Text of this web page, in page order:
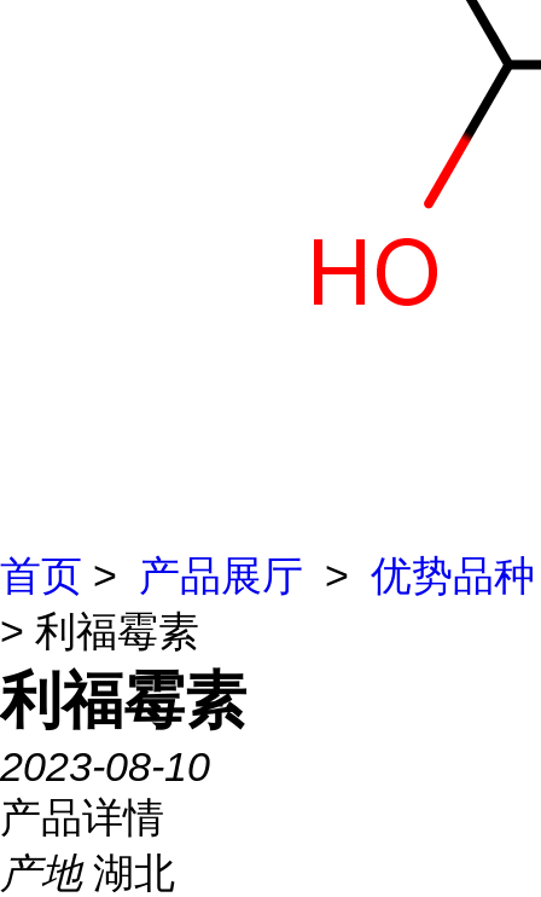
首页 > 产品展厅 > 优势品种
> 利福霉素
利福霉素
2023-08-10
产品详情
产地 湖北